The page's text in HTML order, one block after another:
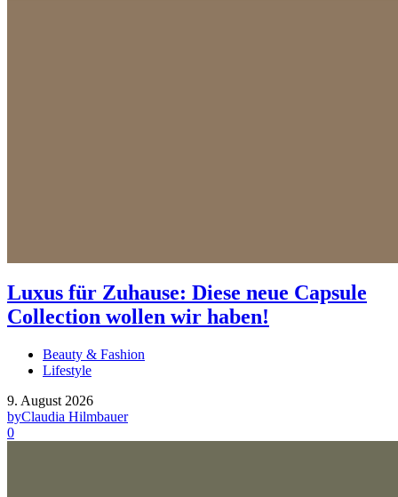
Luxus für Zuhause: Diese neue Capsule
Collection wollen wir haben!
Beauty & Fashion
Lifestyle
9. August 2026
byClaudia Hilmbauer
0